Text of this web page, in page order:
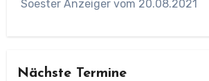
Soester Anzeiger vom 20.08.2021
Nächste Termine